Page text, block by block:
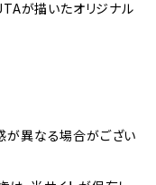
が描いたオリジナル
が異なる場合がござい